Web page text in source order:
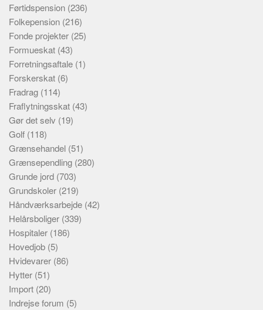
Førtidspension (236)
Folkepension (216)
Fonde projekter (25)
Formueskat (43)
Forretningsaftale (1)
Forskerskat (6)
Fradrag (114)
Fraflytningsskat (43)
Gør det selv (19)
Golf (118)
Grænsehandel (51)
Grænsependling (280)
Grunde jord (703)
Grundskoler (219)
Håndværksarbejde (42)
Helårsboliger (339)
Hospitaler (186)
Hovedjob (5)
Hvidevarer (86)
Hytter (51)
Import (20)
Indrejse forum (5)